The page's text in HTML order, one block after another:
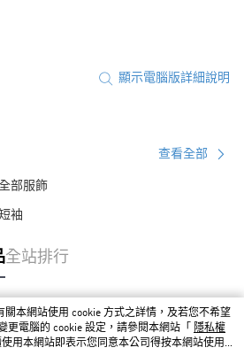
顯示電腦版詳細說明
查看全部
部服飾
袖
全站排行
關本網站使用 cookie 方式之詳情，及若您不希望
更電腦的 cookie 設定，請參閱本網站「
隱私權
用本網站即表示您同意本公司得按本網站使用條